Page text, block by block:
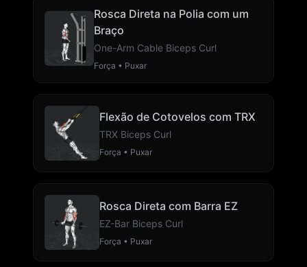
Rosca Direta na Polia com um
Braço
One-Arm Cable Biceps Curl
Força • Puxar
Flexão de Cotovelos com TRX
TRX Biceps Curl
Força • Puxar
Rosca Direta com Barra EZ
EZ-Bar Biceps Curl
Força • Puxar